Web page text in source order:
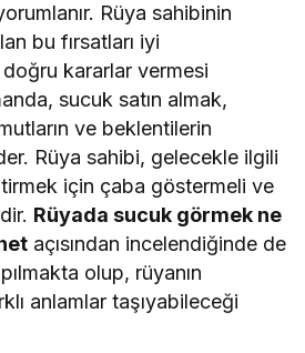
Rüya sahibinin
bu fırsatları iyi
kararlar vermesi
sucuk satın almak,
ve beklentilerin
Rüya sahibi, gelecekle ilgili
için çaba göstermeli ve
Rüyada sucuk görmek ne
açısından incelendiğinde de
olup, rüyanın
anlamlar taşıyabileceği